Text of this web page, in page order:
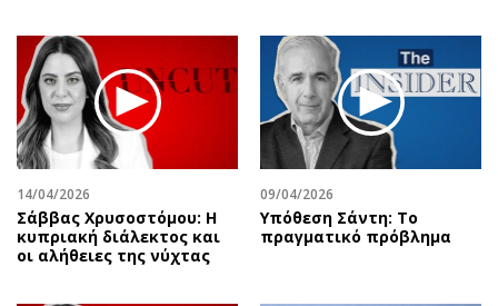
14/04/2026
Σάββας Χρυσοστόμου: Η
κυπριακή διάλεκτος και
οι αλήθειες της νύχτας
09/04/2026
Υπόθεση Σάντη: Το
πραγματικό πρόβλημα